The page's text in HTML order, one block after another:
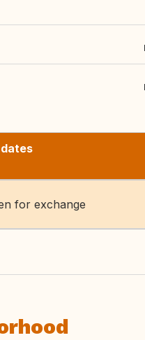
for exchange